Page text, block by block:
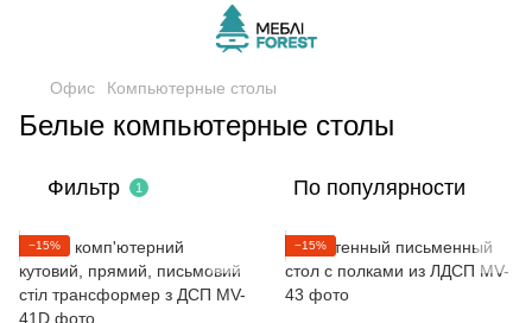
Офис Компьютерные столы
Белые компьютерные столы
Фильтр 1 По популярности
−15% −15%